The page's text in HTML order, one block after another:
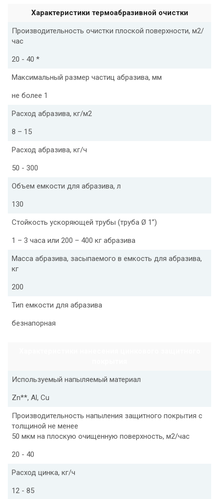
Характеристики термоабразивной очистки
Производительность очистки плоской поверхности, м2/
час
20 - 40 *
Максимальный размер частиц абразива, мм
не более 1
Расход абразива, кг/м2
8 – 15
Расход абразива, кг/ч
50 - 300
Объем емкости для абразива, л
130
Стойкость ускоряющей трубы (труба Ø 1”)
1 – 3 часа или 200 – 400 кг абразива
Масса абразива, засыпаемого в емкость для абразива,
кг
200
Тип емкости для абразива
безнапорная
Используемый напыляемый материал
Zn**, Al, Cu
Производительность напыления защитного покрытия с
толщиной не менее
50 мкм на плоскую очищенную поверхность, м2/час
20 - 40
Расход цинка, кг/ч
12 - 85